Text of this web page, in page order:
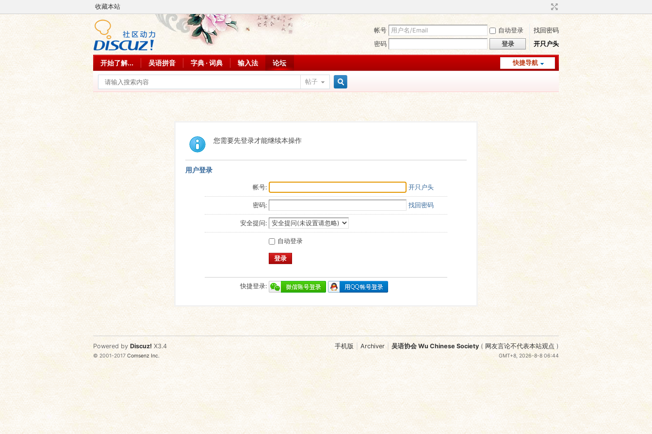
收藏本站
帐号 自动登录
找回密码
密码
登录 开只户头
快捷导航
开始了解... 吴语拼音 字典 · 词典 输入法 论坛
帖子
您需要先登录才能继续本操作
用户登录
帐号: 开只户头
密码: 找回密码
安全提问:
自动登录
登录
快捷登录:
手机版 Archiver 吴语协会 Wu Chinese Society ( 网友言论不代表本站观点 )
GMT+8, 2026-8-8 06:44
Powered by Discuz! X3.4
© 2001-2017Comsenz Inc.